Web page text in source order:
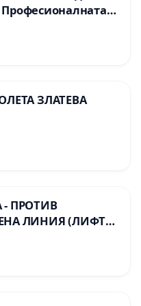
Професионалната
технологии в
по икономика и
ЗЛАТЕВА
ПРОТИВ
ЛИНИЯ (ЛИФТ)
НА